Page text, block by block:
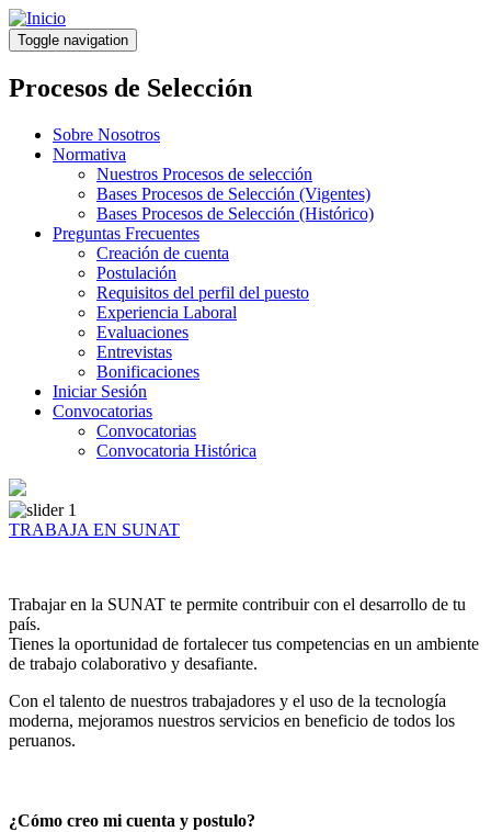
Pasar
al
contenido
principal
Toggle navigation
Procesos de Selección
Sobre Nosotros
Normativa
Nuestros Procesos de selección
Bases Procesos de Selección (Vigentes)
Bases Procesos de Selección (Histórico)
Preguntas Frecuentes
Creación de cuenta
Postulación
Requisitos del perfil del puesto
Experiencia Laboral
Evaluaciones
Entrevistas
Bonificaciones
Iniciar Sesión
Convocatorias
Convocatorias
Convocatoria Histórica
TRABAJA EN SUNAT
Trabajar en la SUNAT te permite contribuir con el desarrollo de tu
país.
Tienes la oportunidad de fortalecer tus competencias en un ambiente
de trabajo colaborativo y desafiante.
Con el talento de nuestros trabajadores y el uso de la tecnología
moderna, mejoramos nuestros servicios en beneficio de todos los
peruanos.
¿Cómo creo mi cuenta y postulo?